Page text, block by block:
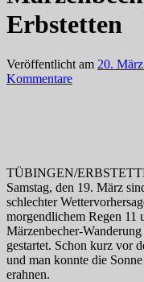
Erbstetten
Veröffentlicht am 20. März
Kommentare
TÜBINGEN/
Samstag, den 19. März
schlechter
morgendlichem Regen 11
Märzenbecher-
gestartet. Schon kurz vor
und man konnte die
erahnen.